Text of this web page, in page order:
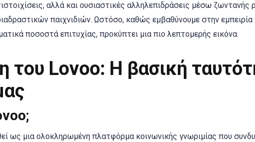
αλλά και ουσιαστικές αλληλεπιδράσεις μέσω ζωντανής
παιχνιδιών. Ωστόσο, καθώς εμβαθύνουμε στην
ποσοστά επιτυχίας, προκύπτει μια πιο λεπτομερής εικόνα.
του Lovoo: Η βασική
ως μια ολοκληρωμένη πλατφόρμα κοινωνικής γνωριμίας που